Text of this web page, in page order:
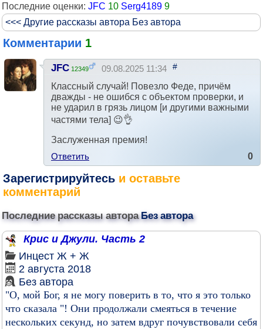
Последние оценки: JFC 10 Serg4189 9
<<< Другие рассказы автора Без автора
Комментарии 1
JFC 12349 09.08.2025 11:34 #
Классный случай! Повезло Феде, причём
дважды - не ошибся с объектом проверки, и
не ударил в грязь лицом [и другими важными
частями тела] 😉👌
Заслуженная премия!
Ответить
0
Зарегистрируйтесь и оставьте
комментарий
Последние рассказы автораБез автора
Крис и Джули. Часть 2
Инцест Ж + Ж
2 августа 2018
Без автора
"О, мой Бог, я не могу поверить в то, что я это только
что сказала "! Они продолжали смеяться в течение
нескольких секунд, но затем вдруг почувствовали себя